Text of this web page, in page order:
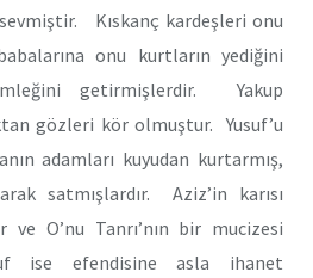
Kıskanç kardeşleri onu
onu kurtların yediğini
getirmişlerdir. Yakup
gözleri kör olmuştur. Yusuf’u
adamları kuyudan kurtarmış,
satmışlardır. Aziz’in karısı
ve O’nu Tanrı’nın bir mucizesi
ise efendisine asla ihanet